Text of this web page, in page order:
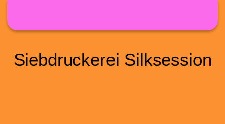
Siebdruckerei Silksession